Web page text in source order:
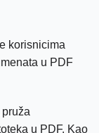
korisnicima
u PDF
u PDF. Kao